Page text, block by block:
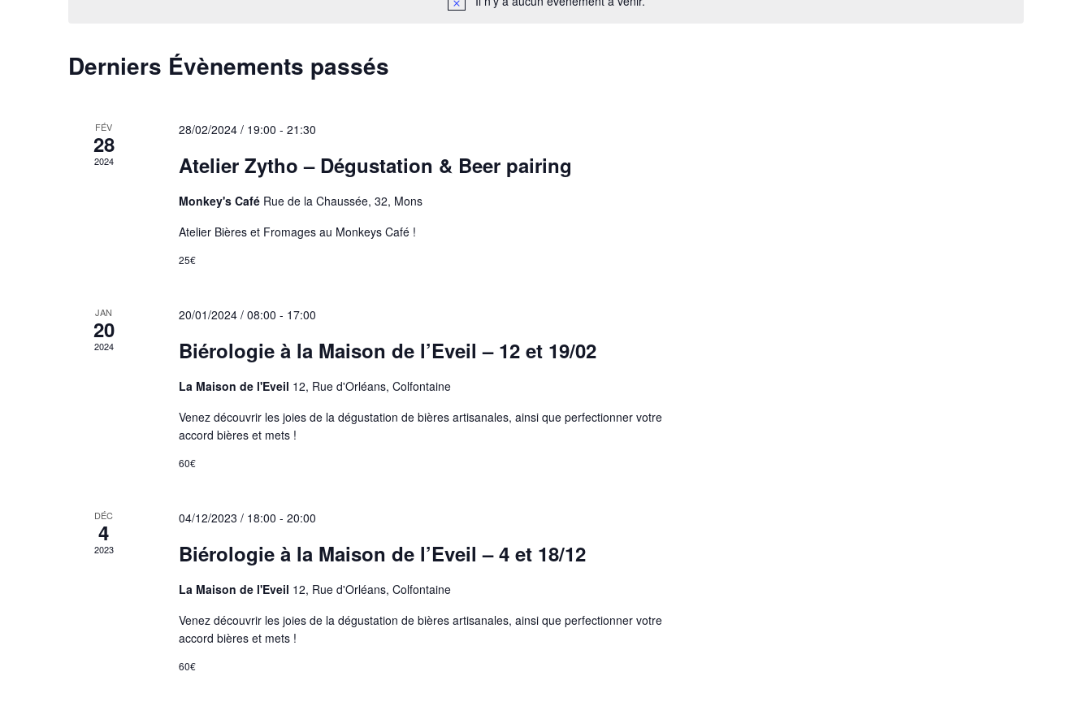
Évènements
Derniers Évènements passés
FÉV
28
2024
28/02/2024 / 19:00 - 21:30
Atelier Zytho – Dégustation & Beer pairing
Monkey's Café Rue de la Chaussée, 32, Mons
Atelier Bières et Fromages au Monkeys Café !
25€
JAN
20
2024
20/01/2024 / 08:00 - 17:00
Biérologie à la Maison de l’Eveil – 12 et 19/02
La Maison de l'Eveil 12, Rue d'Orléans, Colfontaine
Venez découvrir les joies de la dégustation de bières artisanales, ainsi que perfectionner votre
accord bières et mets !
60€
DÉC
4
2023
04/12/2023 / 18:00 - 20:00
Biérologie à la Maison de l’Eveil – 4 et 18/12
La Maison de l'Eveil 12, Rue d'Orléans, Colfontaine
Venez découvrir les joies de la dégustation de bières artisanales, ainsi que perfectionner votre
accord bières et mets !
60€